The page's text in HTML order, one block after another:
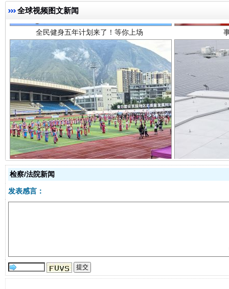
全球视频图文新闻
阿坝州三大球赛在茂县开幕 规模
检察/法院新闻
发表感言：